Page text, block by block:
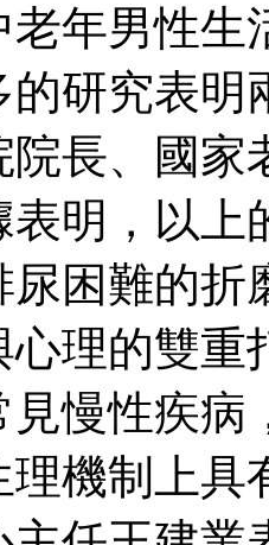
老年男性生
的研究表
長、國家
表明，以上
困難的折
心理的雙重
慢性疾病
理機制上